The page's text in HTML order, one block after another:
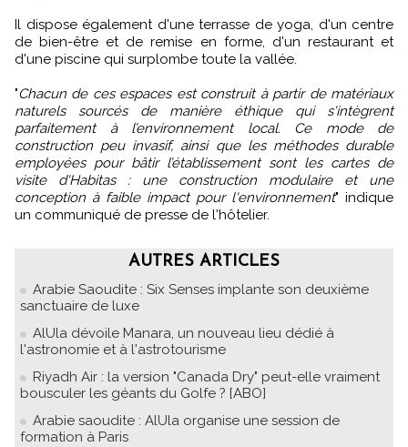
Il dispose également d'une terrasse de yoga, d'un centre
de bien-être et de remise en forme, d'un restaurant et
d'une piscine qui surplombe toute la vallée.
"Chacun de ces espaces est construit à partir de matériaux
naturels sourcés de manière éthique qui s'intègrent
parfaitement à l’environnement local. Ce mode de
construction peu invasif, ainsi que les méthodes durable
employées pour bâtir l’établissement sont les cartes de
visite d'Habitas : une construction modulaire et une
conception à faible impact pour l'environnement" indique
un communiqué de presse de l'hôtelier.
AUTRES ARTICLES
Arabie Saoudite : Six Senses implante son deuxième
sanctuaire de luxe
AlUla dévoile Manara, un nouveau lieu dédié à
l'astronomie et à l'astrotourisme
Riyadh Air : la version "Canada Dry" peut-elle vraiment
bousculer les géants du Golfe ? [ABO]
Arabie saoudite : AlUla organise une session de
formation à Paris